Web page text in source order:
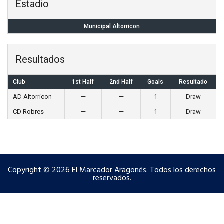
Estadio
Municipal Altorricon
Resultados
Club 1st Half 2nd Half Goals Resultado
AD Altorricon — — 1
Draw
CD Robres
— — 1 Draw
Copyright © 2026 El Marcador Aragonés. Todos los derechos
reservados.